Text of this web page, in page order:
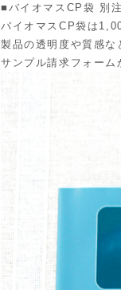
■バイオマスCP袋 別
バイオマスCP袋は
製品の透明度や質感な
サンプル請求フォーム